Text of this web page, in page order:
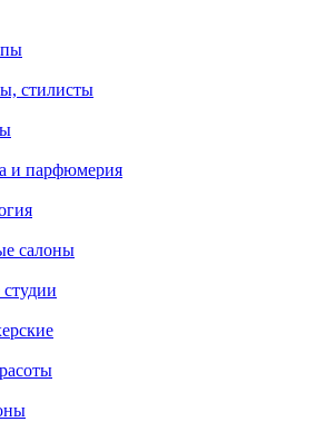
стилисты
и парфюмерия
салоны